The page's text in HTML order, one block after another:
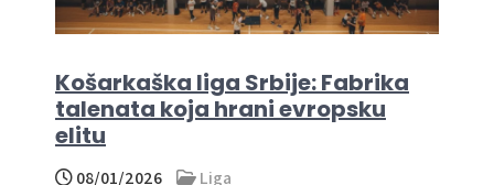
Košarkaška liga Srbije: Fabrika
talenata koja hrani evropsku
elitu
08/01/2026
Liga